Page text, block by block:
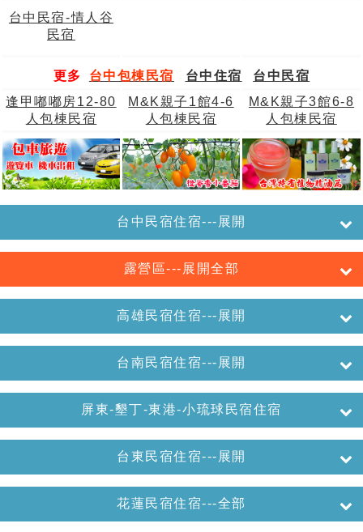
台中民宿-情人谷
民宿
更多 台中包棟民宿 台中住宿
台中民宿
逢甲嘟嘟房12-80
人包棟民宿
M&K親子1館4-6
人包棟民宿
M&K親子3館6-8
人包棟民宿
台中民宿住宿---展開
露營區---展開全部
高雄民宿住宿---展開
台南民宿住宿---展開
屏東-墾丁-東港-小琉球民宿住宿
台東民宿住宿---展開
花蓮民宿住宿---全部